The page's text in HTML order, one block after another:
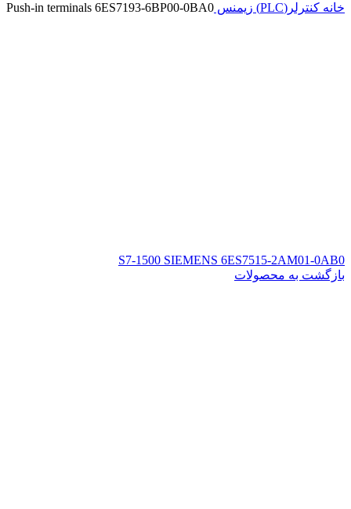
خانه کنترلر(PLC) زیمنس Push-in terminals 6ES7193-6BP00-0BA0
S7-1500 SIEMENS 6ES7515-2AM01-0AB0
بازگشت به محصولات